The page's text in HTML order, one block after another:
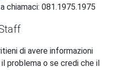
chiamaci: 081.1975.1975
di avere informazioni
problema o se credi che il